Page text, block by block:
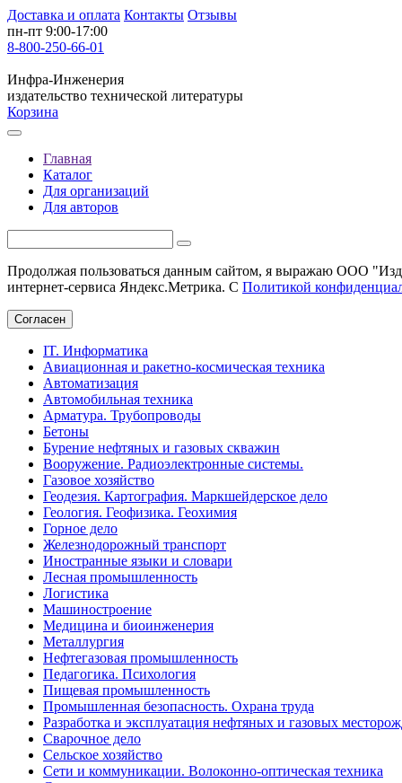
Доставка и оплата Контакты Отзывы
пн-пт 9:00-17:00
8-800-250-66-01
Инфра-Инженерия
издательство технической литературы
Корзина
Главная
Каталог
Для организаций
Для авторов
Продолжая пользоваться данным сайтом, я выражаю ООО
интернет-сервиса Яндекс.Метрика. С Политикой
Согласен
IT. Информатика
Авиационная и ракетно-космическая техника
Автоматизация
Автомобильная техника
Арматура. Трубопроводы
Бетоны
Бурение нефтяных и газовых скважин
Вооружение. Радиоэлектронные системы.
Газовое хозяйство
Геодезия. Картография. Маркшейдерское дело
Геология. Геофизика. Геохимия
Горное дело
Железнодорожный транспорт
Иностранные языки и словари
Лесная промышленность
Логистика
Машиностроение
Медицина и биоинженерия
Металлургия
Нефтегазовая промышленность
Педагогика. Психология
Пищевая промышленность
Промышленная безопасность. Охрана труда
Разработка и эксплуатация нефтяных и газовых
Сварочное дело
Сельское хозяйство
Сети и коммуникации. Волоконно-оптическая техника